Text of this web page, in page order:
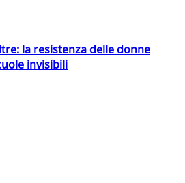
la resistenza delle donne
invisibili